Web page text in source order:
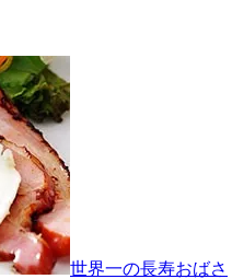
世界一の長寿おばさ